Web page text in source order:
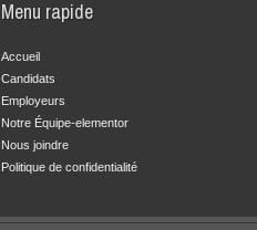
Menu rapide
Accueil
Candidats
Employeurs
Notre Équipe-elementor
Nous joindre
Politique de confidentialité